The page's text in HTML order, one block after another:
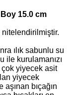
15.0 cm
nitelendirilmiştir.
ılık sabunlu su
ile kurulamanızı
çok yiyecek asit
yiyecek
aşınan bıçağın